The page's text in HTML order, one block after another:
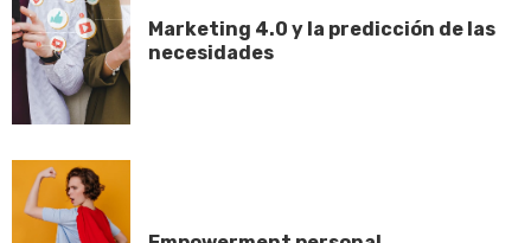
Marketing 4.0 y la predicción de las
necesidades